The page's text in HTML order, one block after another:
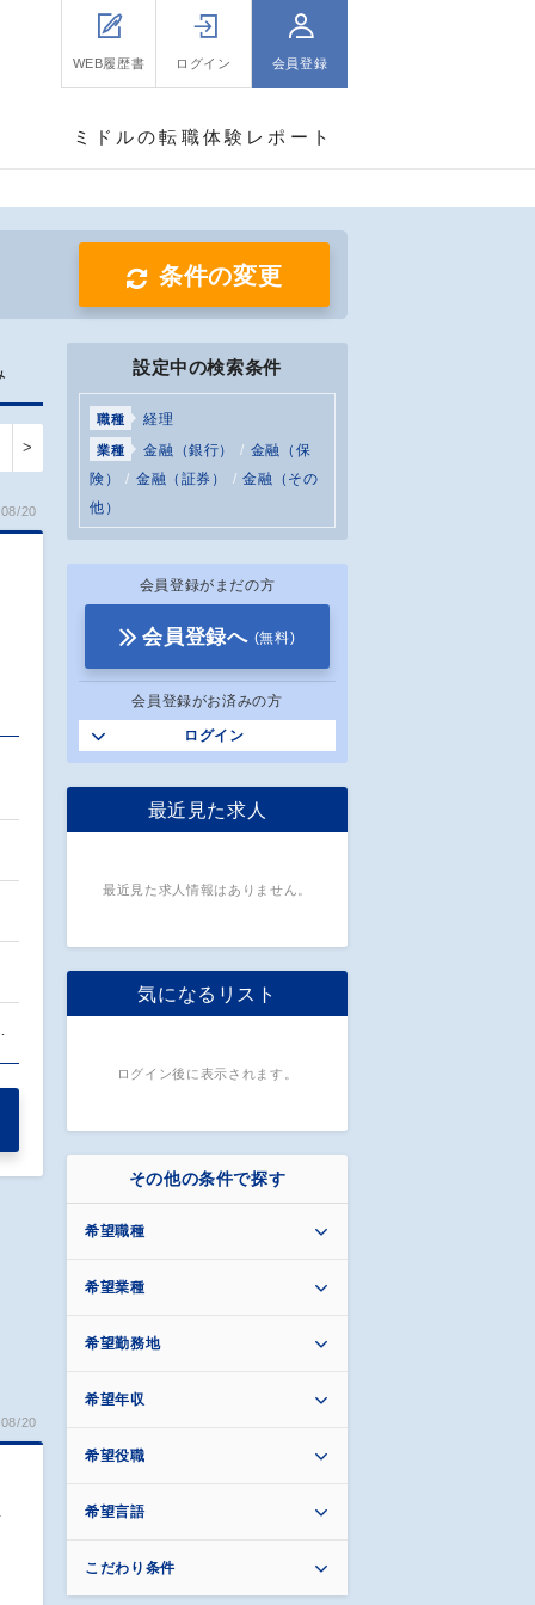
WEB履歴書 ログイン 会員登録
ミドルの転職体験レポート
条件の変更
>
20
20
設定中の検索条件
職種 経理
業種 金融（銀行）
金融（保
険）
金融（証券）
金融（その
他）
会員登録がまだの方
会員登録へ (無料)
会員登録がお済みの方
ログイン
最近見た求人
最近見た求人情報はありません。
気になるリスト
ログイン後に表示されます。
その他の条件で探す
希望職種
希望業種
希望勤務地
希望年収
希望役職
希望言語
こだわり条件